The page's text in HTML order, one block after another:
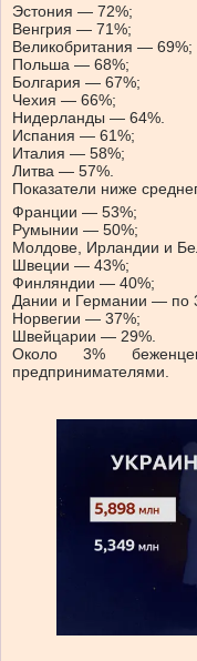
Эстония — 72%;
Венгрия — 71%;
Великобритания — 69%;
Польша — 68%;
Болгария — 67%;
Чехия — 66%;
Нидерланды — 64%.
Испания — 61%;
Италия — 58%;
Литва — 57%.
Показатели ниже
Франции — 53%;
Румынии — 50%;
Молдове, Ирландии и
Швеции — 43%;
Финляндии — 40%;
Дании и Германии — по
Норвегии — 37%;
Швейцарии — 29%.
Около 3%
предпринимателями.